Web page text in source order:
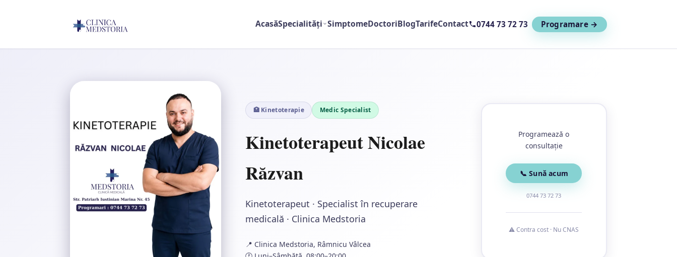
AcasăSpecialități SimptomeDoctoriBlogTarifeContact 0744 73 72 73 Programare →
🏥 Kinetoterapie Medic Specialist
Kinetoterapeut Nicolae
Răzvan
Kinetoterapeut · Specialist în recuperare
medicală · Clinica Medstoria
📍 Clinica Medstoria, Râmnicu Vâlcea
Programează o
consultație
📞 Sună acum
0744 73 72 73
⚠️ Contra cost · Nu CNAS